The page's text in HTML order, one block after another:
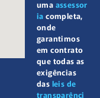
uma assessor
ia completa,
onde
garantimos
em contrato
que todas as
exigências
das leis de
transparênci